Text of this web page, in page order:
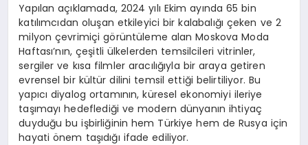
Yapılan açıklamada, 2024 yılı Ekim ayında 65 bin
katılımcıdan oluşan etkileyici bir kalabalığı çeken ve 2
milyon çevrimiçi görüntüleme alan Moskova Moda
Haftası’nın, çeşitli ülkelerden temsilcileri vitrinler,
sergiler ve kısa filmler aracılığıyla bir araya getiren
evrensel bir kültür dilini temsil ettiği belirtiliyor. Bu
yapıcı diyalog ortamının, küresel ekonomiyi ileriye
taşımayı hedeflediği ve modern dünyanın ihtiyaç
duyduğu bu işbirliğinin hem Türkiye hem de Rusya için
hayati önem taşıdığı ifade ediliyor.